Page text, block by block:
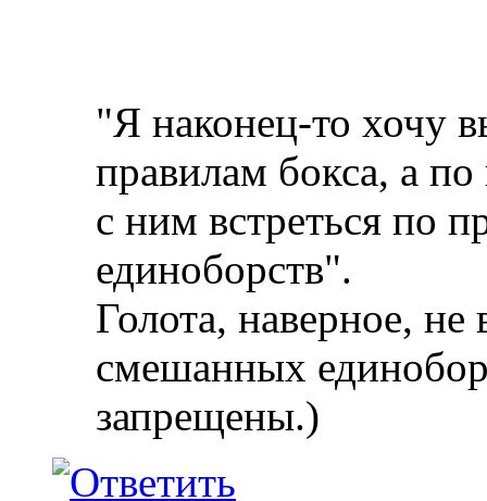
"Я наконец-то хочу
правилам бокса, а
с ним встреться по
единоборств".
Голота, наверное, не
смешанных
запрещены.)